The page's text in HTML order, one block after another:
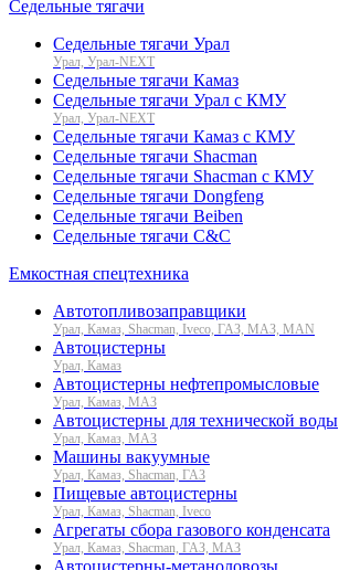
Седельные тягачи
Седельные тягачи Урал
Урал, Урал-NEXT
Седельные тягачи Камаз
Седельные тягачи Урал с КМУ
Урал, Урал-NEXT
Седельные тягачи Камаз с КМУ
Седельные тягачи Shacman
Седельные тягачи Shacman с КМУ
Седельные тягачи Dongfeng
Седельные тягачи Beiben
Седельные тягачи C&C
Емкостная спецтехника
Автотопливозаправщики
Урал, Камаз, Shacman, Iveco, ГАЗ, МАЗ, MAN
Автоцистерны
Урал, Камаз
Автоцистерны нефтепромысловые
Урал, Камаз, МАЗ
Автоцистерны для технической воды
Урал, Камаз, МАЗ
Машины вакуумные
Урал, Камаз, Shacman, ГАЗ
Пищевые автоцистерны
Урал, Камаз, Shacman, Iveco
Агрегаты сбора газового конденсата
Урал, Камаз, Shacman, ГАЗ, МАЗ
Автоцистерны-метаноловозы